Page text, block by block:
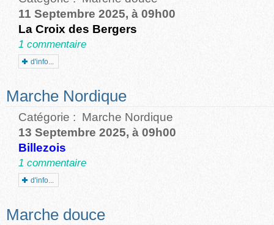
11 Septembre 2025, à 09h00
La Croix des Bergers
1 commentaire
d'info...
Marche Nordique
Catégorie : Marche Nordique
13 Septembre 2025, à 09h00
Billezois
1 commentaire
d'info...
Marche douce